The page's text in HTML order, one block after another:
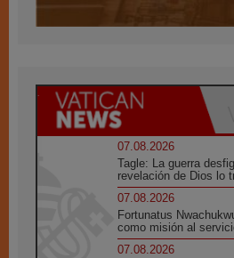
07.08.2026
Tagle: La guerra
revelación de Dios lo
07.08.2026
Fortunatus
como misión al
07.08.2026